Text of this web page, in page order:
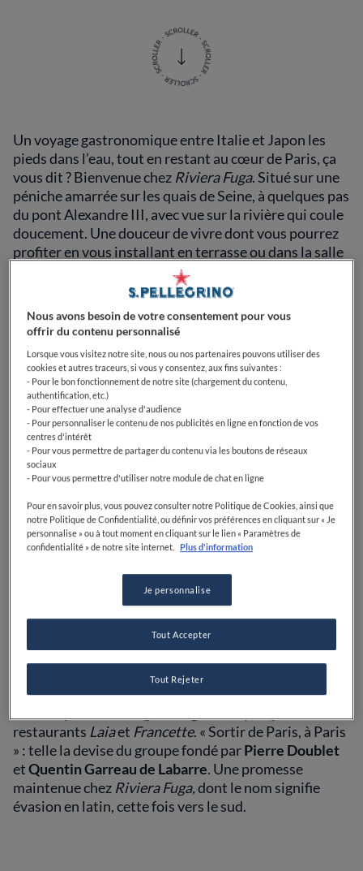
Un voyage gastronomique entre Italie et Japon les
pieds dans l’eau, tout en restant au cœur de Paris, ça
vous dit ? Bienvenue chez Riviera Fuga. Situé sur une
péniche amarrée sur les quais de Seine, à quelques pas
du pont Alexandre III, avec vue sur la rivière qui coule
doucement. Une douceur de vivre dont vous pourrez
profiter en vous installant en terrasse ou dans la salle
lumineuse de l’établissement, juste en face du Grand
Photo : Riviera Fuga ©Pierre Lucet-Penato
Ouvert depuis juin 2023,Riviera Fugaest la troisième
restaurants Laiaet Francette. « Sortir de Paris, à Paris
» : telle la devise du groupe fondé parPierre Doublet
etQuentin Garreau de Labarre. Une promesse
maintenue chez Riviera Fuga,dont le nom signifie
évasion en latin, cette fois vers le sud.
Nous avons besoin de votre consentement pour vous
offrir du contenu personnalisé
Lorsque vous visitez notre site, nous ou nos partenaires pouvons utiliser des
cookies et autres traceurs, si vous y consentez, aux fins suivantes :
- Pour le bon fonctionnement de notre site (chargement du contenu,
authentification, etc.)
- Pour effectuer une analyse d'audience
- Pour personnaliser le contenu de nos publicités en ligne en fonction de vos
centres d'intérêt
- Pour vous permettre de partager du contenu via les boutons de réseaux
sociaux
- Pour vous permettre d'utiliser notre module de chat en ligne
Pour en savoir plus, vous pouvez consulter notre Politique de Cookies, ainsi que
notre Politique de Confidentialité, ou définir vos préférences en cliquant sur « Je
personnalise » ou à tout moment en cliquant sur le lien « Paramètres de
confidentialité » de notre site internet.
Plus d'information
Je personnalise
Tout Rejeter
Tout Accepter